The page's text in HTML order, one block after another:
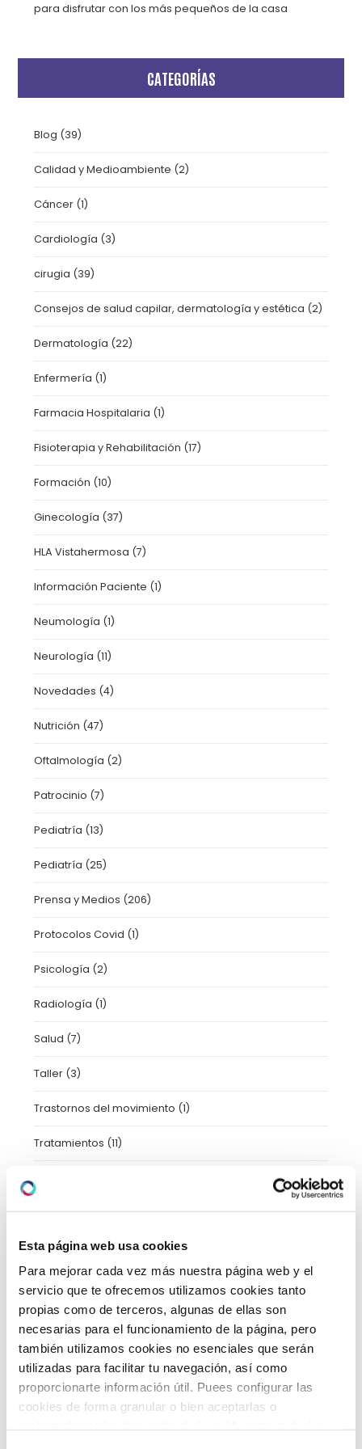
Esta página web usa cookies
Para mejorar cada vez más nuestra página web y el
servicio que te ofrecemos utilizamos cookies tanto
propias como de terceros, algunas de ellas son
necesarias para el funcionamiento de la página, pero
también utilizamos cookies no esenciales que serán
utilizadas para facilitar tu navegación, así como
proporcionarte información útil. Puees configurar las
cookies de forma granular o bien aceptarlas o
para disfrutar con los más pequeños de la casa
CATEGORÍAS
Blog (39)
Calidad y Medioambiente (2)
Cáncer (1)
Cardiología (3)
cirugia (39)
Consejos de salud capilar, dermatología y estética (2)
Dermatología (22)
Enfermería (1)
Farmacia Hospitalaria (1)
Fisioterapia y Rehabilitación (17)
Formación (10)
Ginecología (37)
HLA Vistahermosa (7)
Información Paciente (1)
Neumología (1)
Neurología (11)
Novedades (4)
Nutrición (47)
Oftalmología (2)
Patrocinio (7)
Pediatría (13)
Pediatría (25)
Prensa y Medios (206)
Protocolos Covid (1)
Psicología (2)
Radiología (1)
Salud (7)
Taller (3)
Trastornos del movimiento (1)
Tratamientos (11)
Urgencias(2)
Video-consejos nutricionales
Vídeos
ARCHIVO
febrero 2026(5)